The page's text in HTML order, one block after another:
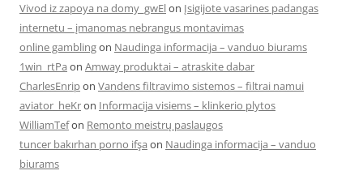
Vivod iz zapoya na domy_gwElon Įsigijote vasarines padangas
internetu – įmanomas nebrangus montavimas
online gamblingon Naudinga informacija – vanduo biurams
1win_rtPa on Amway produktai – atraskite dabar
CharlesEnripon Vandens filtravimo sistemos – filtrai namui
aviator_heKron Informacija visiems – klinkerio plytos
WilliamTefon Remonto meistrų paslaugos
tuncer bakırhan porno ifşa on Naudinga informacija – vanduo
biurams